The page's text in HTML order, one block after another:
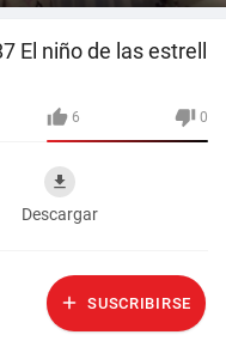
El niño de las estrell
6 0
Descargar
SUSCRIBIRSE